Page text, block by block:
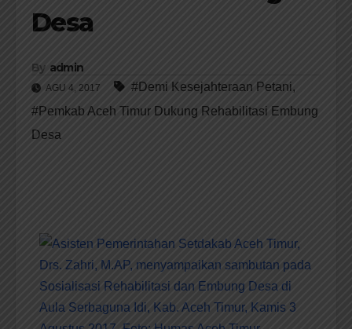
Desa
By admin
AGU 4, 2017 #Demi Kesejahteraan Petani,
#Pemkab Aceh Timur Dukung Rehabilitasi Embung
Desa